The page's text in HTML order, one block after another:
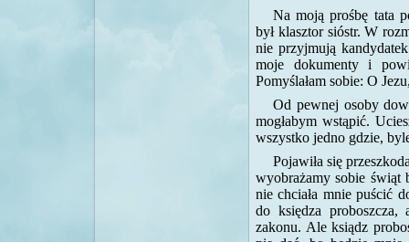
Na moją prośbę tata
był klasztor sióstr. W
nie przyjmują
moje dokumenty i
Pomyślałam sobie: O
Od pewnej osoby
mogłabym wstąpić.
wszystko jedno gdzie,
Pojawiła się
wyobrażamy sobie świąt
nie chciała mnie puścić
do księdza
zakonu. Ale ksiądz